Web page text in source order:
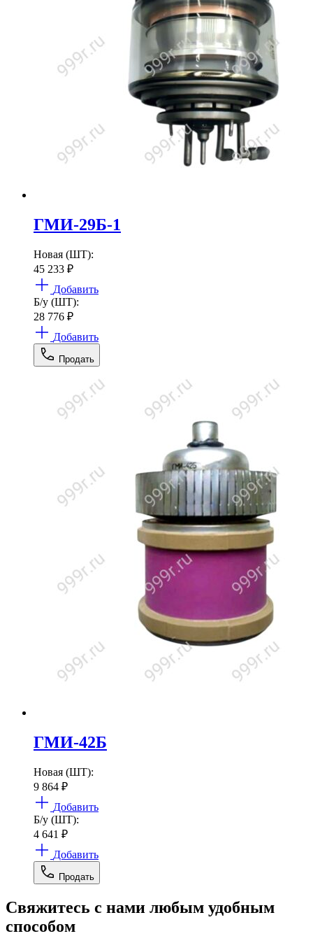
ГМИ-29Б-1
Новая (ШТ):
45 233 ₽
Добавить
Б/у (ШТ):
28 776 ₽
Добавить
Продать
ГМИ-42Б
Новая (ШТ):
9 864 ₽
Добавить
Б/у (ШТ):
4 641 ₽
Добавить
Продать
Свяжитесь с нами любым удобным
способом